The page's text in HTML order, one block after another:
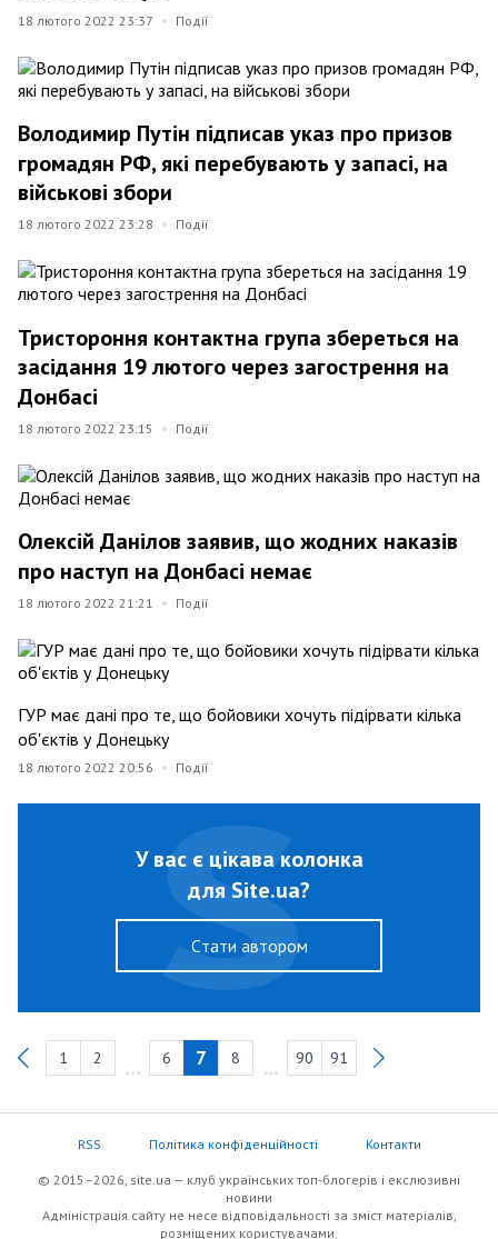
18 лютого 2022 23:37 Події
Володимир Путін підписав указ про призов
громадян РФ, які перебувають у запасі, на
військові збори
18 лютого 2022 23:28 Події
Тристороння контактна група збереться на
засідання 19 лютого через загострення на
Донбасі
18 лютого 2022 23:15 Події
Олексій Данілов заявив, що жодних наказів
про наступ на Донбасі немає
18 лютого 2022 21:21 Події
ГУР має дані про те, що бойовики хочуть підірвати кілька
об'єктів у Донецьку
18 лютого 2022 20:56 Події
У вас є цікава колонка
для Site.ua?
Cтати автором
Previous
1 2 6 7 8 90 91
RSS Політика конфіденційності Контакти
© 2015–2026, site.ua — клуб українських топ-блогерів i екслюзивнi
новини
Адміністрація сайту не несе відповідальності за зміст матеріалів,
розміщених користувачами.